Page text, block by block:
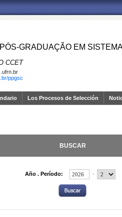
GRADUAÇÃO EM
CCET
ppgsc
Los Procesos de Selección
BUSCAR
Año . Período: